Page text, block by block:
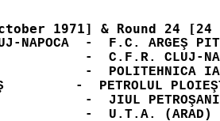
CLUJ-NAPOCA  -  F.C.
-  C.F.R.
-  PETROLUL
-  JIUL